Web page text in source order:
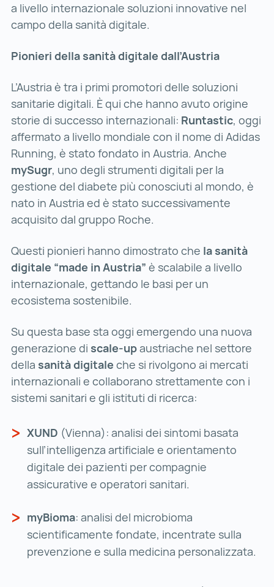
a livello internazionale soluzioni innovative nel
campo della sanità digitale.
Pionieri della sanità digitale dall’Austria
L’Austria è tra i primi promotori delle soluzioni
sanitarie digitali. È qui che hanno avuto origine
storie di successo internazionali: Runtastic, oggi
affermato a livello mondiale con il nome di Adidas
Running, è stato fondato in Austria. Anche
mySugr, uno degli strumenti digitali per la
gestione del diabete più conosciuti al mondo, è
nato in Austria ed è stato successivamente
acquisito dal gruppo Roche.
Questi pionieri hanno dimostrato che la sanità
digitale “made in Austria” è scalabile a livello
internazionale, gettando le basi per un
ecosistema sostenibile.
Su questa base sta oggi emergendo una nuova
generazione di scale-upaustriache nel settore
della sanità digitale che si rivolgono ai mercati
internazionali e collaborano strettamente con i
sistemi sanitari e gli istituti di ricerca:
XUND (Vienna): analisi dei sintomi basata
sull’intelligenza artificiale e orientamento
digitale dei pazienti per compagnie
assicurative e operatori sanitari.
myBioma: analisi del microbioma
scientificamente fondate, incentrate sulla
prevenzione e sulla medicina personalizzata.